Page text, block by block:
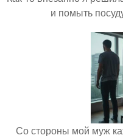
и помыть
Со стороны мой муж